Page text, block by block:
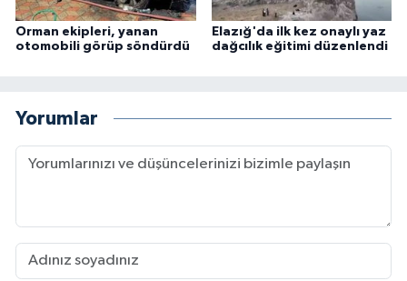
Orman ekipleri, yanan
otomobili görüp söndürdü
Elazığ'da ilk kez onaylı yaz
dağcılık eğitimi düzenlendi
Yorumlar